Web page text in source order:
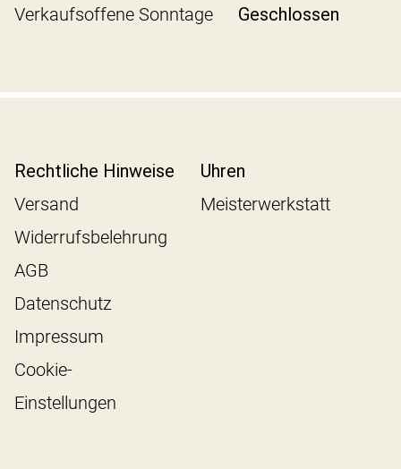
Verkaufsoffene Sonntage
Geschlossen
Rechtliche Hinweise
Versand
Widerrufsbelehrung
AGB
Datenschutz
Impressum
Cookie-
Einstellungen
Uhren
Meisterwerkstatt